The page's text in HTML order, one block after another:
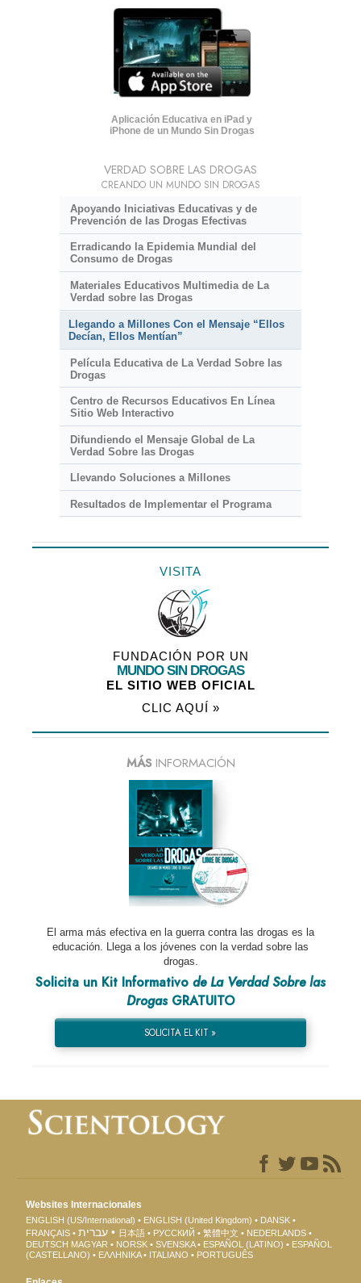
Aplicación Educativa en iPad y
iPhone de un Mundo Sin Drogas
VERDAD SOBRE LAS DROGAS
CREANDO UN MUNDO SIN DROGAS
Apoyando Iniciativas Educativas y de
Prevención de las Drogas Efectivas
Erradicando la Epidemia Mundial del
Consumo de Drogas
Materiales Educativos Multimedia de La
Verdad sobre las Drogas
Llegando a Millones Con el Mensaje “Ellos
Decían, Ellos Mentían”
Película Educativa de La Verdad Sobre las
Drogas
Centro de Recursos Educativos En Línea
Sitio Web Interactivo
Difundiendo el Mensaje Global de La
Verdad Sobre las Drogas
Llevando Soluciones a Millones
Resultados de Implementar el Programa
VISITA
FUNDACIÓN POR UN
MUNDO SIN DROGAS
EL SITIO WEB OFICIAL
CLIC AQUÍ »
MÁSINFORMACIÓN
El arma más efectiva en la guerra contra las drogas es la
educación. Llega a los jóvenes con la verdad sobre las
drogas.
Solicita un Kit Informativo de La Verdad Sobre las
DrogasGRATUITO
SOLICITA EL KIT »
Websites Internacionales
ENGLISH (US/International) ENGLISH (United Kingdom)
DANSK
FRANÇAIS
עברית 日本語 РУССКИЙ 繁體中文
NEDERLANDS
DEUTSCH MAGYAR NORSK SVENSKA ESPAÑOL (LATINO)
ESPAÑOL
(CASTELLANO)
ΕΛΛΗΝΙΚA ITALIANO PORTUGUÊS